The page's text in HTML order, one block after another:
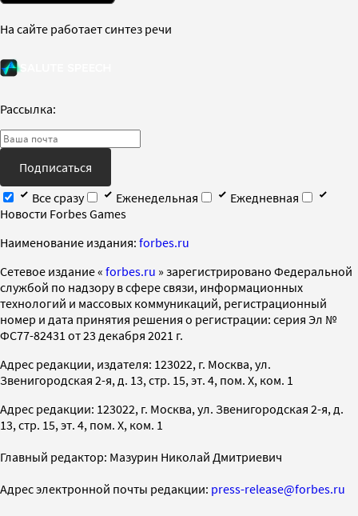
На сайте работает синтез речи
Рассылка:
Подписаться
Все сразу
Еженедельная
Ежедневная
Новости Forbes Games
Наименование издания: forbes.ru
Cетевое издание « forbes.ru » зарегистрировано Федеральной
службой по надзору в сфере связи, информационных
технологий и массовых коммуникаций, регистрационный
номер и дата принятия решения о регистрации: серия Эл №
ФС77-82431 от 23 декабря 2021 г.
Адрес редакции, издателя: 123022, г. Москва, ул.
Звенигородская 2-я, д. 13, стр. 15, эт. 4, пом. X, ком. 1
Адрес редакции: 123022, г. Москва, ул. Звенигородская 2-я, д.
13, стр. 15, эт. 4, пом. X, ком. 1
Главный редактор: Мазурин Николай Дмитриевич
Адрес электронной почты редакции: press-release@forbes.ru